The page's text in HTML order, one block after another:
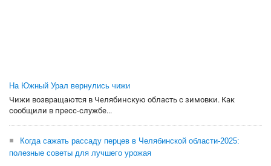
На Южный Урал вернулись чижи
Чижи возвращаются в Челябинскую область с зимовки. Как
сообщили в пресс-службе...
Когда сажать рассаду перцев в Челябинской области-2025:
полезные советы для лучшего урожая